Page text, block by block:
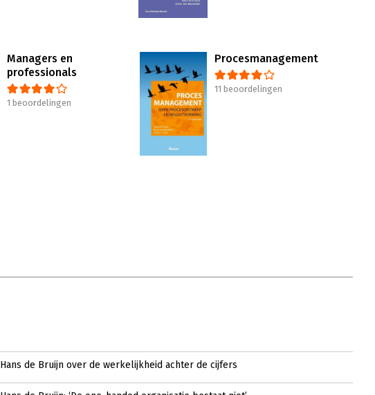
Managers en
professionals
1 beoordelingen
Procesmanagement
11 beoordelingen
Hans de Bruijn over de werkelijkheid achter de cijfers